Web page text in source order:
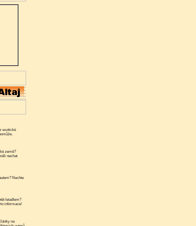
exotické
země?
nechat
Nechte
letadlem?
informace!
na